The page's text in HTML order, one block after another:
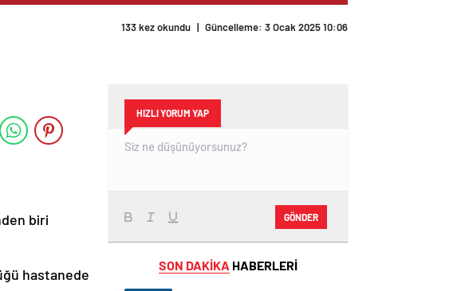
133 kez okundu | Güncelleme: 3 Ocak 2025 10:06
biri
hastanede
HIZLI YORUM YAP
GÖNDER
SON DAKİKA HABERLERİ